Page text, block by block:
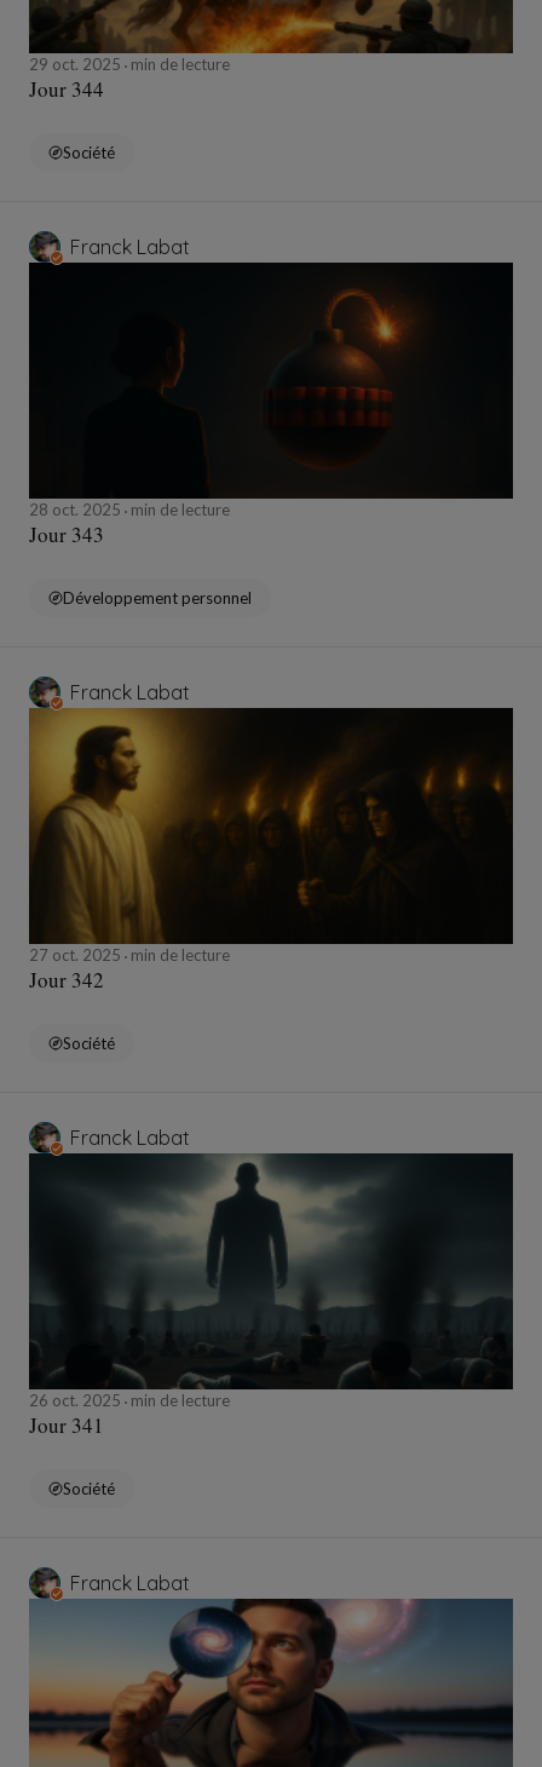
29 oct. 2025 min de lecture
Jour 344
Société
Franck Labat
28 oct. 2025 min de lecture
Jour 343
Développement personnel
Franck Labat
27 oct. 2025 min de lecture
Jour 342
Société
Franck Labat
26 oct. 2025 min de lecture
Jour 341
Société
Franck Labat